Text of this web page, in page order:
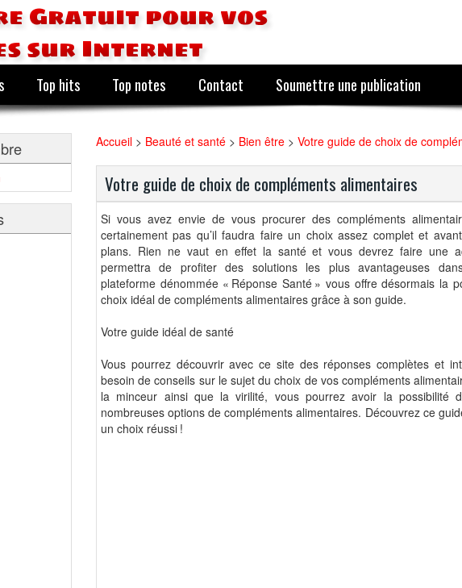
Gratuit pour vos
sur Internet
Top hits Top notes Contact Soumettre une publication
Accueil > Beauté et santé > Bien être > Votre guide de choix de
Votre guide de choix de compléments alimentaires
Si vous avez envie de vous procurer des compléments
certainement pas qu’il faudra faire un choix assez complet et
plans. Rien ne vaut en effet la santé et vous devrez faire une
permettra de profiter des solutions les plus avantageuses
plateforme dénommée « Réponse Santé » vous offre désormais la
choix idéal de compléments alimentaires grâce à son guide.
Votre guide idéal de santé
Vous pourrez découvrir avec ce site des réponses complètes et
besoin de conseils sur le sujet du choix de vos compléments
la minceur ainsi que la virilité, vous pourrez avoir la possibilité
nombreuses options de compléments alimentaires. Découvrez ce
un choix réussi !